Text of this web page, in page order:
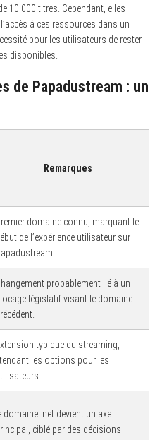
10 000 titres. Cependant, elles
à ces ressources dans un
pour les utilisateurs de rester
disponibles.
de Papadustream : un
Remarques
domaine connu, marquant le
de l’expérience utilisateur sur
probablement lié à un
législatif visant le domaine
typique du streaming,
les options pour les
domaine .net devient un axe
ciblé par des décisions